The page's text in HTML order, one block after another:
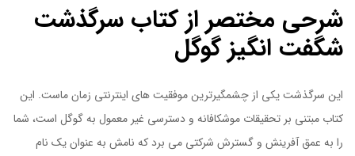
شرحی مختصر از کتاب سرگذشت
شگفت انگیز گوگل
این سرگذشت یکی از چشمگیرترین موفقیت های اینترنتی زمان ماست. این
کتاب مبتنی بر تحقیقات موشکافانه و دسترسی غیر معمول به گوگل است، شما
را به عمق آفرینش و گسترش شرکتی می برد که نامش به عنوان یک نام